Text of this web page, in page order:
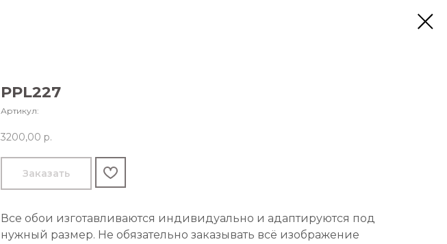
PPL227
Артикул:
3200,00 р.
Заказать
Все обои изготавливаются индивидуально и адаптируются под
нужный размер. Не обязательно заказывать всё изображение